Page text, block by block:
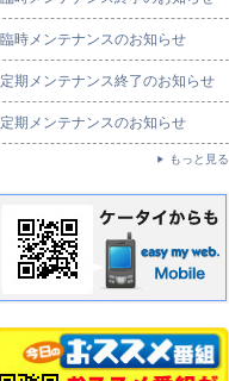
臨時メンテナンスのお知らせ
定期メンテナンス終了のお知らせ
定期メンテナンスのお知らせ
もっと見る